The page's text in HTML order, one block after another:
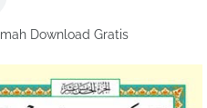
Download Gratis